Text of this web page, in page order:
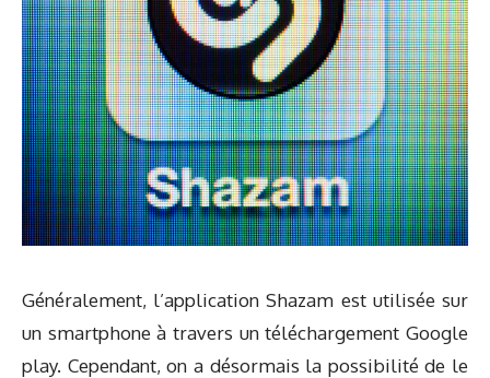
Généralement, l’application Shazam est utilisée sur
un smartphone à travers un téléchargement Google
play. Cependant, on a désormais la possibilité de le